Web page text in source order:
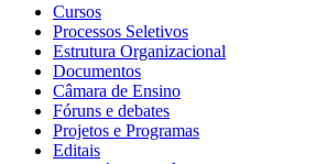
Cursos
Processos Seletivos
Estrutura Organizacional
Documentos
Câmara de Ensino
Fóruns e debates
Projetos e Programas
Editais